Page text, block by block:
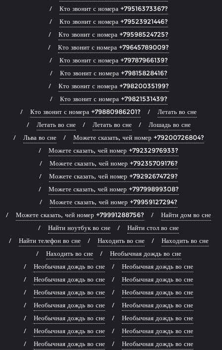
Кто звонит с номера +79516373367?
Кто звонит с номера +79523921446?
Кто звонит с номера +79598524725?
Кто звонит с номера +79645789009?
Кто звонит с номера +79787966139?
Кто звонит с номера +79815828416?
Кто звонит с номера +79820035199?
Кто звонит с номера +79821531439?
Кто звонит с номера +79880986201?
Летать во сне
Летать во сне
Летать во сне
Лошадь во сне
Льва во сне
Можете сказать, чей номер +79200726804?
Можете сказать, чей номер +79232976933?
Можете сказать, чей номер +79235709176?
Можете сказать, чей номер +79292674729?
Можете сказать, чей номер +79799899308?
Можете сказать, чей номер +79959127294?
Можете сказать, чей номер +79991288756?
Найти дом во сне
Найти ноутбук во сне
Найти стол во сне
Найти телефон во сне
Находить во сне
Находить во сне
Находить во сне
Необычная дождь во сне
Необычная дождь во сне
Необычная дождь во сне
Необычная дождь во сне
Необычная дождь во сне
Необычная дождь во сне
Необычная дождь во сне
Необычная дождь во сне
Необычная дождь во сне
Необычная дождь во сне
Необычная дождь во сне
Необычная дождь во сне
Необычная дождь во сне
Необычная дождь во сне
Необычная дождь во сне